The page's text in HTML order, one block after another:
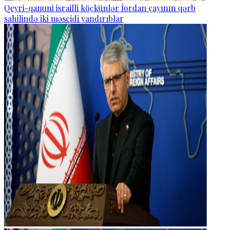
Qeyri-qanuni israilli köçkünlər İordan çayının qərb
sahilində iki məscidi yandırıblar